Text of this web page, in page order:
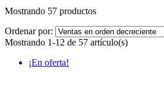
Mostrando 57 productos
Ordenar por:
Mostrando 1-12 de 57 artículo(s)
¡En oferta!